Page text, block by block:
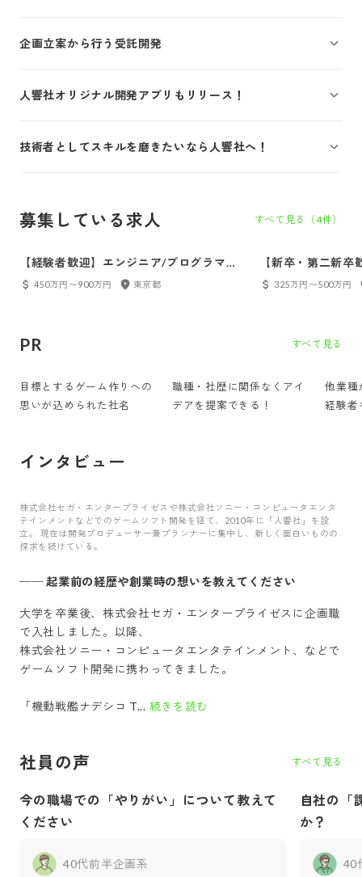
企画立案から行う受託開発
人響社オリジナル開発アプリもリリース！
技術者としてスキルを磨きたいなら人響社へ！
募集している求人 すべて見る（4件）
【経験者歓迎】エンジニア/プログラマ
【ゲーム開発】
450万円〜900万円 東京都
【新卒・第二新
グラマ【ゲーム開
325万円〜500万円
PR すべて見る
目標とするゲーム作りへの
思いが込められた社名
職種・社歴に関係なくアイ
デアを提案できる！
他業種
経験者
インタビュー
株式会社セガ・エンタープライゼスや株式会社ソニー・コンピュータエンタ
テインメントなどでのゲームソフト開発を経て、2010年に「人響社」を設
立。 現在は開発プロデューサー兼プランナーに集中し、新しく面白いものの
探求を続けている。
──起業前の経歴や創業時の想いを教えてください
大学を卒業後、株式会社セガ・エンタープライゼスに企画職
で入社しました。以降、
株式会社ソニー・コンピュータエンタテインメント、などで
ゲームソフト開発に携わってきました。
「機動戦艦ナデシコ T... 続きを読む
社員の声 すべて見る
今の職場での「やりがい」について教えて
ください
40代前半企画系
自社の「
か？
40